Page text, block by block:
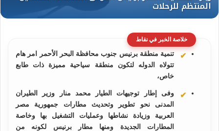
خلاصة الخبر في نقاط
تنمية منطقة برنيس جنوب محافظة البحر الأحمر امر هام
تتولاه الدوله لتكون منطقة سياحية مميزة ذات طابع
خاص،
وفى إطار توجيهات الطيار محمد منار وزير الطيران
المدنى نحو تطوير وتحديث مطارات جمهورية مصر
العربية وزيادة نشاطها وعمليات التشغيل بها وخاصة
المطارات الجديدة ومنها مطار برنيس لكونه من